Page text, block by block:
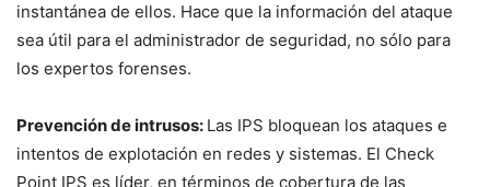
instantánea de ellos. Hace que la información del ataque
sea útil para el administrador de seguridad, no sólo para
los expertos forenses.
Prevención de intrusos: Las IPS bloquean los ataques e
intentos de explotación en redes y sistemas. El Check
Point IPS es líder, en términos de cobertura de las